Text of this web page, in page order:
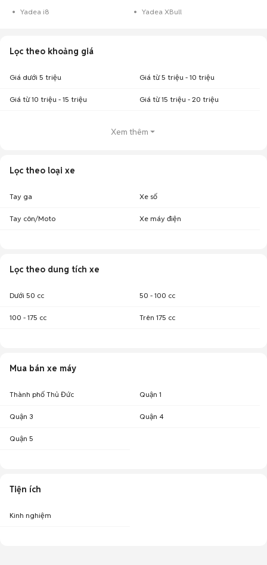
Yadea i8
Yadea XBull
Lọc theo khoảng giá
Giá dưới 5 triệu Giá từ 5 triệu - 10 triệu
Giá từ 10 triệu - 15 triệu Giá từ 15 triệu - 20 triệu
Xem thêm
Lọc theo loại xe
Tay ga Xe số
Tay côn/Moto Xe máy điện
Lọc theo dung tích xe
Dưới 50 cc 50 - 100 cc
100 - 175 cc Trên 175 cc
Mua bán xe máy
Thành phố Thủ Đức Quận 1
Quận 3 Quận 4
Quận 5
Tiện ích
Kinh nghiệm